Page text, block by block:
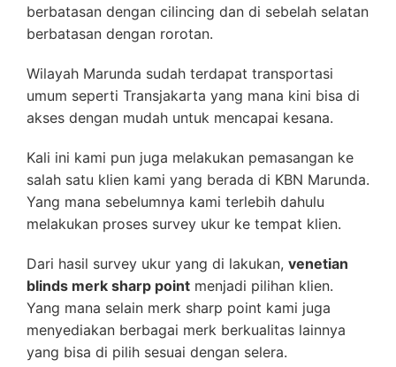
berbatasan dengan cilincing dan di sebelah selatan
berbatasan dengan rorotan.
Wilayah Marunda sudah terdapat transportasi
umum seperti Transjakarta yang mana kini bisa di
akses dengan mudah untuk mencapai kesana.
Kali ini kami pun juga melakukan pemasangan ke
salah satu klien kami yang berada di KBN Marunda.
Yang mana sebelumnya kami terlebih dahulu
melakukan proses survey ukur ke tempat klien.
Dari hasil survey ukur yang di lakukan, venetian
blinds merk sharp point menjadi pilihan klien.
Yang mana selain merk sharp point kami juga
menyediakan berbagai merk berkualitas lainnya
yang bisa di pilih sesuai dengan selera.